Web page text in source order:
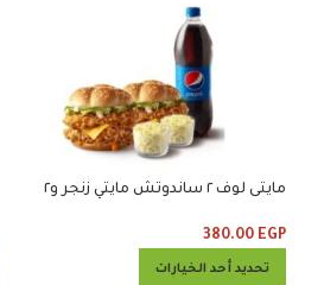
مايتى لوف ٢ ساندوتش مايتي زنجر و٢
380.00 EGP
تحديد أحد الخيارات